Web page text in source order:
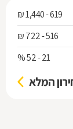
619 - 1,440 ₪
516 - 722 ₪
21 - 52 %
המלא